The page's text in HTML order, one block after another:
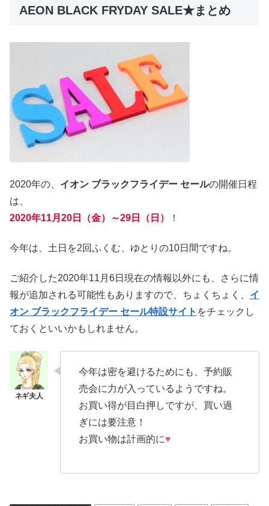
AEON BLACK FRYDAY SALE★まとめ
2020年の、 イオン ブラックフライデー セールの開催日程
は、
2020年11月20日（金）～29日（日）
！
今年は、土日を2回ふくむ、ゆとりの10日間ですね。
ご紹介した2020年11月6日現在の情報以外にも、さらに情
報が追加される可能性もありますので、ちょくちょく、 イ
オン ブラックフライデー セール特設サイト をチェックし
ておくといいかもしれません。
今年は密を避けるためにも、予約販
売会に力が入っているようですね。
お買い得が目白押しですが、買い過
ぎには要注意！
お買い物は計画的に♥